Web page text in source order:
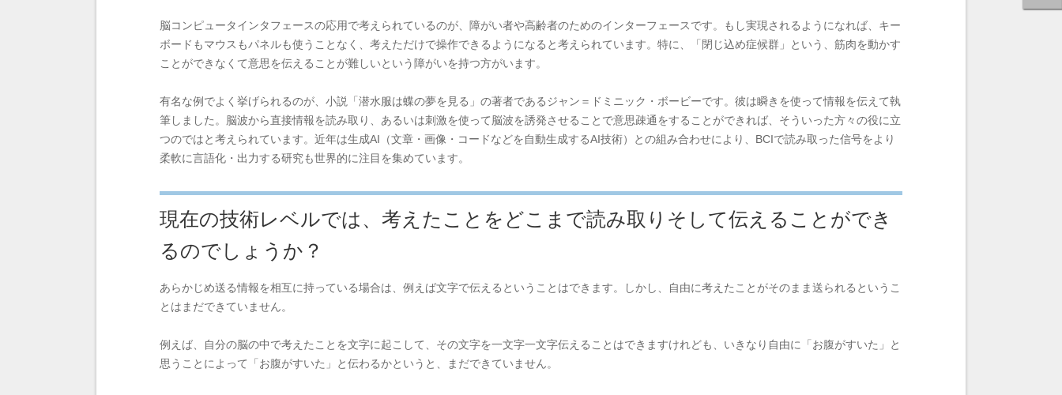
脳コンピュータインタフェースの応用で考えられているのが、障がい者や高齢者のためのインターフェースです。もし実現されるようになれば、キー
ボードもマウスもパネルも使うことなく、考えただけで操作できるようになると考えられています。特に、「閉じ込め症候群」という、筋肉を動かす
ことができなくて意思を伝えることが難しいという障がいを持つ方がいます。
有名な例でよく挙げられるのが、小説「潜水服は蝶の夢を見る」の著者であるジャン＝ドミニック・ボービーです。彼は瞬きを使って情報を伝えて執
筆しました。脳波から直接情報を読み取り、あるいは刺激を使って脳波を誘発させることで意思疎通をすることができれば、そういった方々の役に立
つのではと考えられています。近年は生成AI（文章・画像・コードなどを自動生成するAI技術）との組み合わせにより、BCIで読み取った信号をより
柔軟に言語化・出力する研究も世界的に注目を集めています。
現在の技術レベルでは、考えたことをどこまで読み取りそして伝えることができ
るのでしょうか？
あらかじめ送る情報を相互に持っている場合は、例えば文字で伝えるということはできます。しかし、自由に考えたことがそのまま送られるというこ
とはまだできていません。
例えば、自分の脳の中で考えたことを文字に起こして、その文字を一文字一文字伝えることはできますけれども、いきなり自由に「お腹がすいた」と
思うことによって「お腹がすいた」と伝わるかというと、まだできていません。